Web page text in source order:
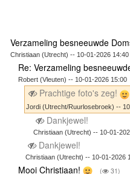
Verzameling besneeuwde
Christiaan (Utrecht) -- 10-01-2026 14:40
Re: Verzameling
Robert (Vleuten) -- 10-01-2026 15:00
Prachtige foto's zeg!
Jordi (Utrecht/Ruurlosebroek) --
Dankjewel!
Christiaan (Utrecht) -- 10-01-
Dankjewel!
Christiaan (Utrecht) -- 10-01-2026
Mooi Christiaan! ( 31)